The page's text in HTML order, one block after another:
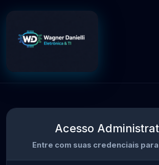
Acesso
Entre com suas credenciais